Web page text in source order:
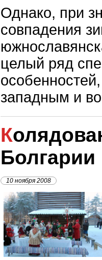
Однако, при
совпадения
целый ряд
западным и
Колядование в
Болгарии
10 ноября 2008